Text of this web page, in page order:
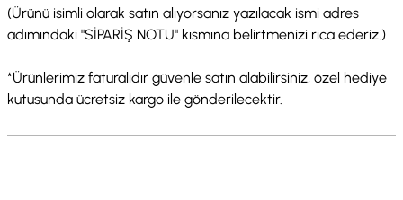
(Ürünü isimli olarak satın alıyorsanız yazılacak ismi adres
adımındaki "SİPARİŞ NOTU" kısmına belirtmenizi rica ederiz.)
*Ürünlerimiz faturalıdır güvenle satın alabilirsiniz, özel hediye
kutusunda ücretsiz kargo ile gönderilecektir.